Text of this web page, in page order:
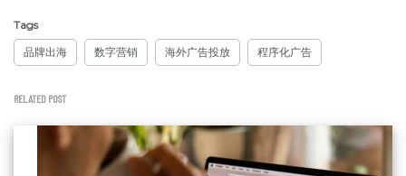
Tags
品牌出海
数字营销 海外广告投放 程序化广告
RELATED POST